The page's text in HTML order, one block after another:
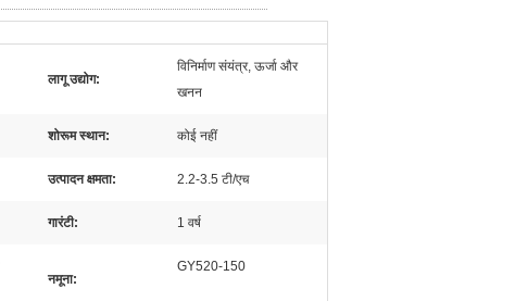
लागू उद्योग:
विनिर्माण संयंत्र, ऊर्जा और
खनन
शोरूम स्थान: कोई नहीं
उत्पादन क्षमता: 2.2-3.5 टी/एच
गारंटी: 1 वर्ष
नमूना:
GY520-150